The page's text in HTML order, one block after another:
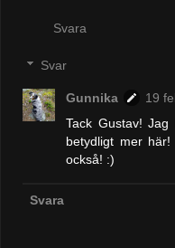
Svara
Svar
Gunnika
19
Tack Gustav!
betydligt mer
också! :)
Svara